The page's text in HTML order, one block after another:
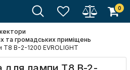
0
та громадських приміщень
Т8 B-2-1200 EVROLIGHT